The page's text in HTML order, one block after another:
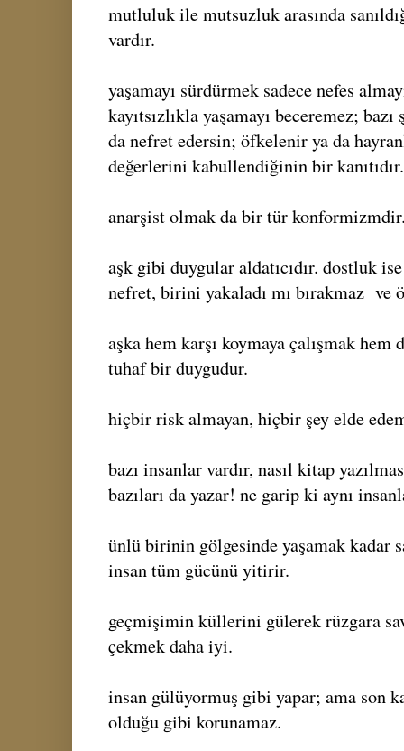
mutluluk ile mutsuzluk arasında
vardır.
yaşamayı sürdürmek sadece nefes
kayıtsızlıkla yaşamayı beceremez;
da nefret edersin; öfkelenir ya da
değerlerini kabullendiğinin bir kanıtıdır.
anarşist olmak da bir tür
aşk gibi duygular aldatıcıdır. dostluk
nefret, birini yakaladı mı bırakmaz ve
aşka hem karşı koymaya çalışmak
tuhaf bir duygudur.
hiçbir risk almayan, hiçbir şey elde
bazı insanlar vardır, nasıl kitap
bazıları da yazar! ne garip ki aynı
ünlü birinin gölgesinde yaşamak kadar
insan tüm gücünü yitirir.
geçmişimin küllerini gülerek rüzgara
çekmek daha iyi.
insan gülüyormuş gibi yapar; ama son
olduğu gibi korunamaz.